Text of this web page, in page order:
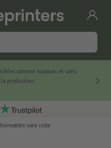
comme toujours et sans
production.
sans colle